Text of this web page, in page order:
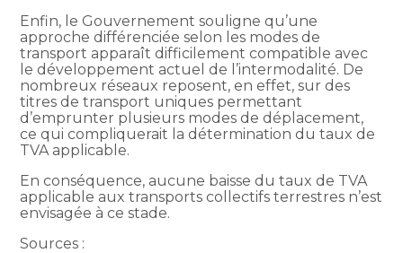
Enfin, le Gouvernement souligne qu’une
approche différenciée selon les modes de
transport apparaît difficilement compatible avec
le développement actuel de l’intermodalité. De
nombreux réseaux reposent, en effet, sur des
titres de transport uniques permettant
d’emprunter plusieurs modes de déplacement,
ce qui compliquerait la détermination du taux de
TVA applicable.
En conséquence, aucune baisse du taux de TVA
applicable aux transports collectifs terrestres n’est
envisagée à ce stade.
Sources :